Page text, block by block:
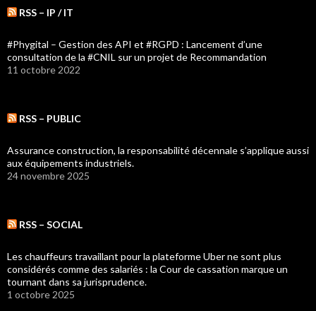
RSS – IP / IT
#Phygital – Gestion des API et #RGPD : Lancement d’une
consultation de la #CNIL sur un projet de Recommandation
11 octobre 2022
RSS – PUBLIC
Assurance construction, la responsabilité décennale s’applique aussi
aux équipements industriels.
24 novembre 2025
RSS – SOCIAL
Les chauffeurs travaillant pour la plateforme Uber ne sont plus
considérés comme des salariés : la Cour de cassation marque un
tournant dans sa jurisprudence.
1 octobre 2025